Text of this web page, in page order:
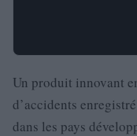
Un produit innovant
d’accidents
dans les pays